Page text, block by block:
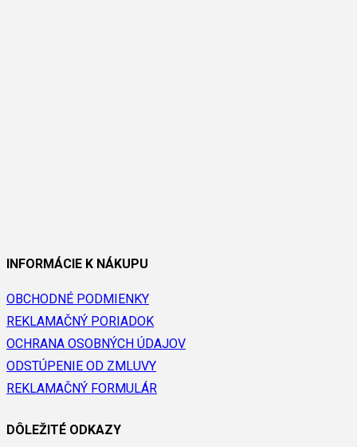
INFORMÁCIE K NÁKUPU
OBCHODNÉ PODMIENKY
REKLAMAČNÝ PORIADOK
OCHRANA OSOBNÝCH ÚDAJOV
ODSTÚPENIE OD ZMLUVY
REKLAMAČNÝ FORMULÁR
DÔLEŽITÉ ODKAZY